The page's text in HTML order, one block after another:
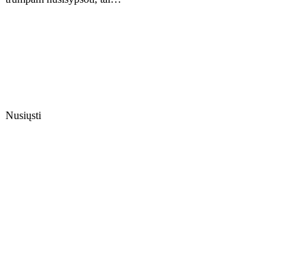
Nusiųsti